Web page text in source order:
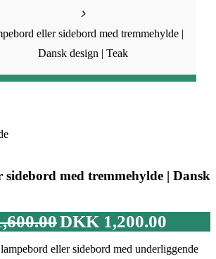
eller sidebord med tremmehylde |
Dansk design | Teak
med tremmehylde | Dansk
Den
oprindelige
pris
var:
DKK1,200.00aktuelle
er:
eller sidebord med underliggende